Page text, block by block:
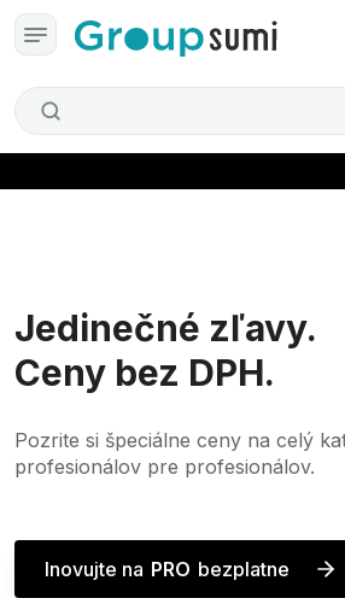
Jedinečné zľavy.
Ceny bez DPH.
Pozrite si špeciálne ceny na celý
profesionálov pre profesionálov.
Inovujte na PRO bezplatne